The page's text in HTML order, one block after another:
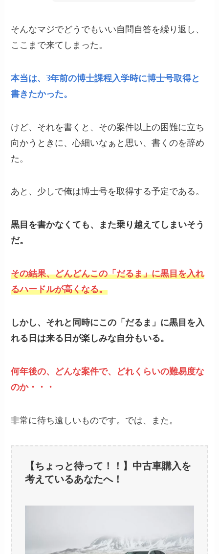
そんなマジでどうでもいい自問自答を繰り返し、
ここまで来てしまった。
本当は、3年前の博士課程入学時に博士号取得と
書きたかった。
けど、それを書くと、その案件以上の困難に立ち
向かうときに、心細いなぁと思い、書くのを辞め
た。
あと、少しで俺は博士号を取得する予定である。
黒目を書かなくても、また乗り越えてしまいそう
だ。
その結果、どんどんこの「だるま」に黒目を入れ
るハードルが高くなる。
しかし、それと同時にこの「だるま」に黒目を入
れる日は来る日が楽しみな自分もいる。
何年後の、どんな案件で、どれくらいの難易度な
のか・・・
非常に待ち遠しいものです。では、また。
【ちょっと待って！！】中古車購入を
考えているあなたへ！